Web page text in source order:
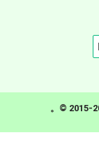
。© 2015-